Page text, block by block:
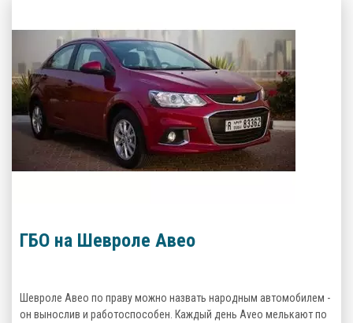
ГБО на Шевроле Авео
Шевроле Авео по праву можно назвать народным автомобилем -
он вынослив и работоспособен. Каждый день Aveo мелькают по